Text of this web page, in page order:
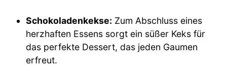
Schokoladenkekse: Zum Abschluss eines
herzhaften Essens sorgt ein süßer Keks für
das perfekte Dessert, das jeden Gaumen
erfreut.